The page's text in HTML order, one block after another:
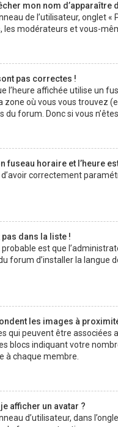
mon nom
de l’utilisateur, onglet
les modérateurs et vous-
pas correctes !
l’heure affichée utilise un
zone où vous vous trouvez
du forum. Donc si vous
fuseau horaire et l’heure
correctement
pas dans la liste !
probable est que
forum d’installer la langue
les images à
qui peuvent être
blocs indiquant votre
à chaque membre.
afficher un avatar ?
d’utilisateur, dans